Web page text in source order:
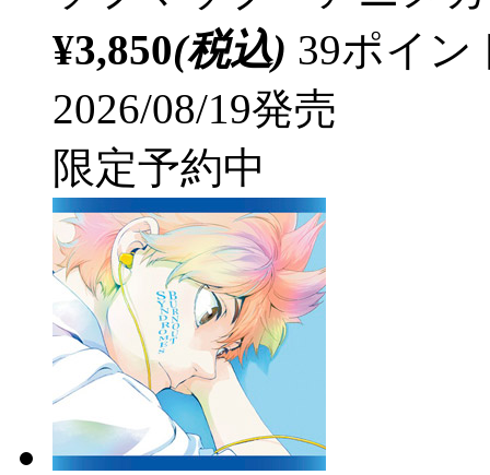
¥3,850(税込) 39ポイ
2026/08/19発売
限定予約中